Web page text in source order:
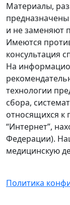
Материалы,
и не заменяют
Имеются
консультация
На
технологии
сбора,
относящихся к
“Интернет”,
Федерации).
медицинскую
Политика